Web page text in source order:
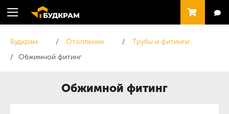
Будкрам Отопление
Трубы и фитинги
Обжимной фитинг
Обжимной фитинг